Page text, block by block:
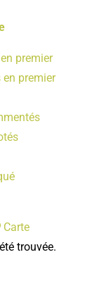
premier
premier
Carte
trouvée.